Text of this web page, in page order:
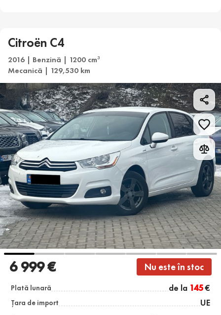
Citroën C4
2016 | Benzină | 1200 cm3
Mecanică | 129,530 km
6 999 € Nu este în stoc
Plată lunară de la 145€
Țara de import UE